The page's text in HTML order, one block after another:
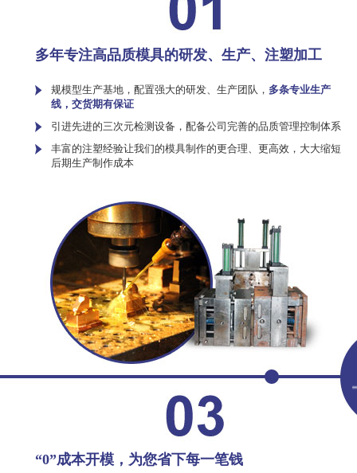
多年专注高品质模具的研发、生产、注塑加工
规模型生产基地，配置强大的研发、生产团队， 多条专业生产
线，交货期有保证
引进先进的三次元检测设备，配备公司完善的品质管理控制体系
丰富的注塑经验让我们的模具制作的更合理、更高效，大大缩短
后期生产制作成本
“0”成本开模，为您省下每一笔钱